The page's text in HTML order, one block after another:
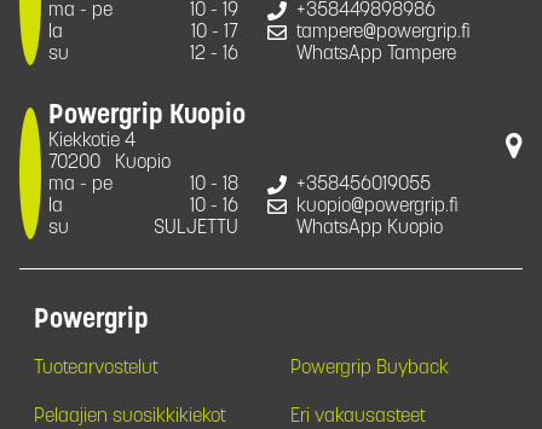
ma - pe
10 - 19
la
10 - 17
su
12 - 16
+358449898986
tampere@powergrip.fi
WhatsApp Tampere
Powergrip Kuopio
Kiekkotie 4
70200
Kuopio
ma - pe
10 - 18
la
10 - 16
su
SULJETTU
+358456019055
kuopio@powergrip.fi
WhatsApp Kuopio
Powergrip
Tuotearvostelut Powergrip Buyback
Pelaajien suosikkikiekot Eri vakausasteet